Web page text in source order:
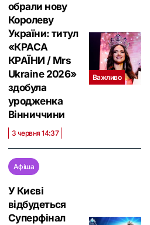
Важливо
обрали нову
Королеву
України: титул
«КРАСА
КРАЇНИ / Mrs
Ukraine 2026»
здобула
уродженка
Вінниччини
3 червня 14:37
Афіша
У Києві
відбудеться
Суперфінал